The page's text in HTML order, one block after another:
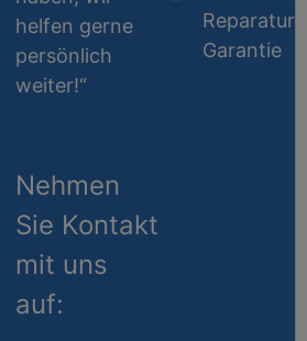
helfen gerne
persönlich
weiter!“
Nehmen
Sie Kontakt
mit uns
auf:
Reparatur-
Garantie